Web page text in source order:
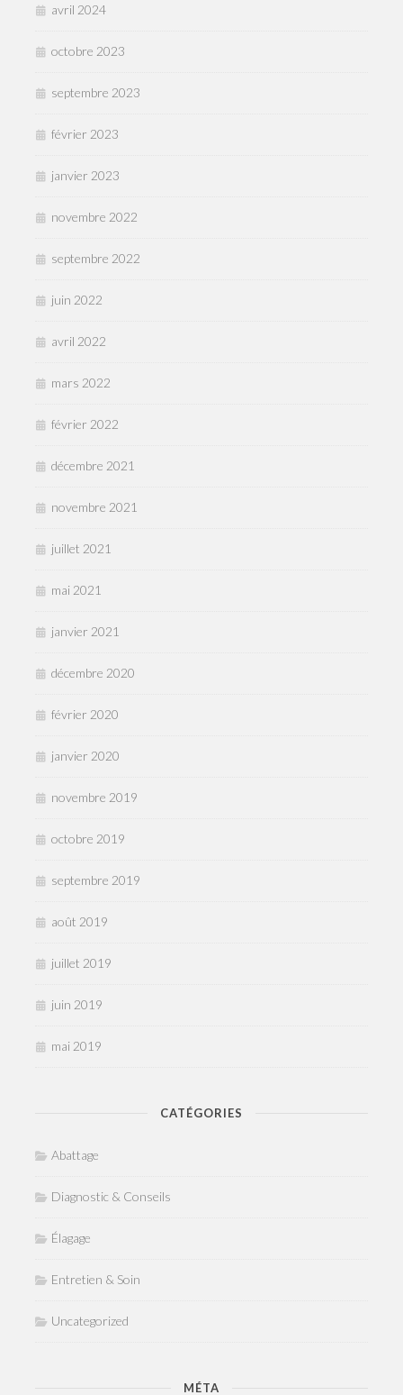
avril 2024
octobre 2023
septembre 2023
février 2023
janvier 2023
novembre 2022
septembre 2022
juin 2022
avril 2022
mars 2022
février 2022
décembre 2021
novembre 2021
juillet 2021
mai 2021
janvier 2021
décembre 2020
février 2020
janvier 2020
novembre 2019
octobre 2019
septembre 2019
août 2019
juillet 2019
juin 2019
mai 2019
CATÉGORIES
Abattage
Diagnostic & Conseils
Élagage
Entretien & Soin
Uncategorized
MÉTA